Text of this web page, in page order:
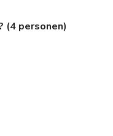
(4 personen)